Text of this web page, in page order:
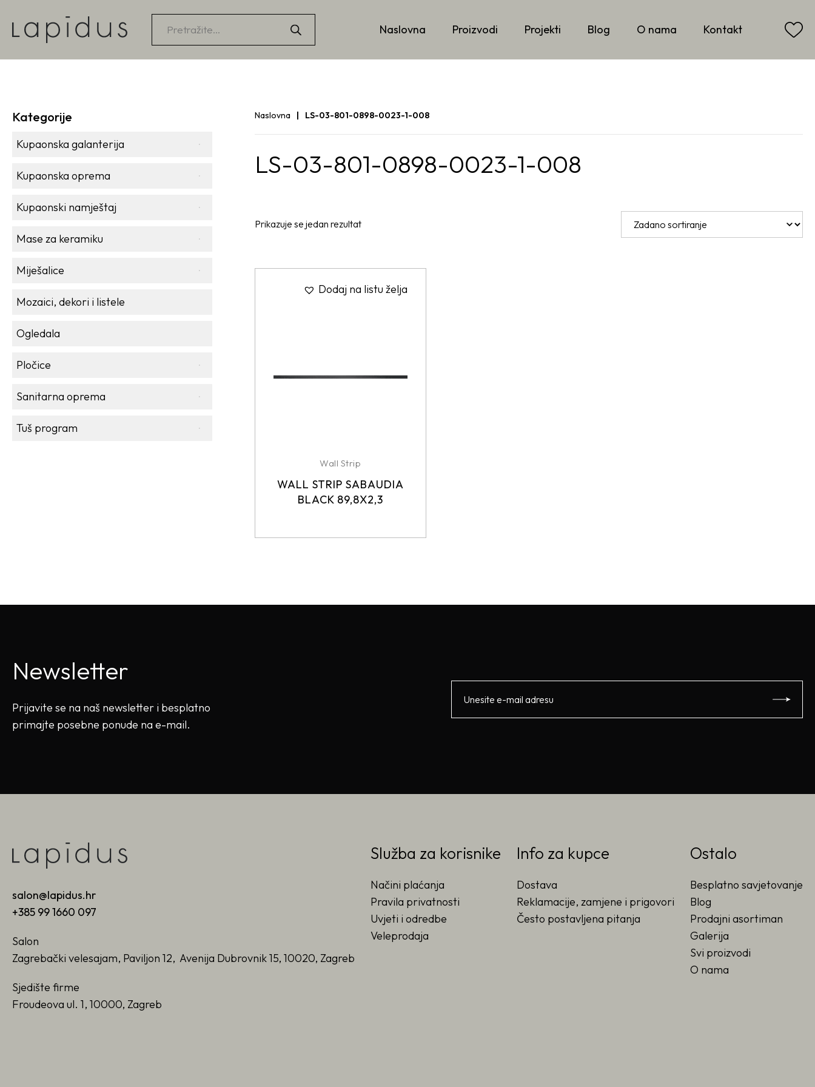
Products
search
Naslovna Proizvodi Projekti Blog O nama Kontakt
Kategorije
Kupaonska galanterija
Kupaonska oprema
Kupaonski namještaj
Mase za keramiku
Miješalice
Mozaici, dekori i listele
Ogledala
Pločice
Sanitarna oprema
Tuš program
Naslovna LS-03-801-0898-0023-1-008
LS-03-801-0898-0023-1-008
Prikazuje se jedan rezultat
Dodaj na listu želja
Wall Strip
WALL STRIP SABAUDIA
BLACK 89,8X2,3
Newsletter
Prijavite se na naš newsletter i besplatno
primajte posebne ponude na e-mail.
salon@lapidus.hr
+385 99 1660 097
Salon
Zagrebački velesajam, Paviljon 12, Avenija Dubrovnik 15, 10020, Zagreb
Sjedište firme
Froudeova ul. 1, 10000, Zagreb
Služba za korisnike
Načini plaćanja
Pravila privatnosti
Uvjeti i odredbe
Veleprodaja
Info za kupce
Dostava
Reklamacije, zamjene i prigovori
Često postavljena pitanja
Ostalo
Besplatno savjetovanje
Blog
Prodajni asortiman
Galerija
Svi proizvodi
O nama